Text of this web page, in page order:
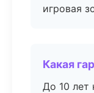
игровая
Какая
До 10 лет